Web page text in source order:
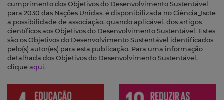
cumprimento dos Objetivos do Desenvolvimento Sustentável
para 2030 das Nações Unidas, é disponibilizada no Ciência_Iscte
a possibilidade de associação, quando aplicável, dos artigos
científicos aos Objetivos do Desenvolvimento Sustentável. Estes
são os Objetivos do Desenvolvimento Sustentável identificados
pelo(s) autor(es) para esta publicação. Para uma informação
detalhada dos Objetivos do Desenvolvimento Sustentável,
clique aqui.